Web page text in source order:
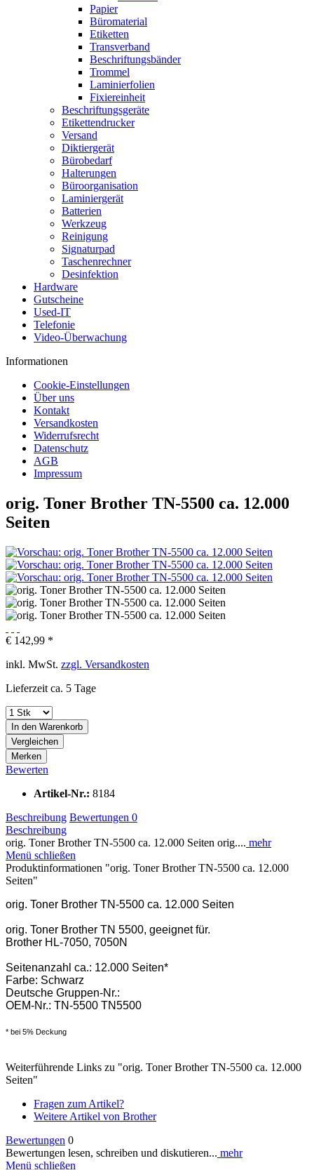
Papier
Büromaterial
Etiketten
Transverband
Beschriftungsbänder
Trommel
Laminierfolien
Fixiereinheit
Beschriftungsgeräte
Etikettendrucker
Versand
Diktiergerät
Bürobedarf
Halterungen
Büroorganisation
Laminiergerät
Batterien
Werkzeug
Reinigung
Signaturpad
Taschenrechner
Desinfektion
Hardware
Gutscheine
Used-IT
Telefonie
Video-Überwachung
Informationen
Cookie-Einstellungen
Über uns
Kontakt
Versandkosten
Widerrufsrecht
Datenschutz
AGB
Impressum
orig. Toner Brother TN-5500 ca. 12.000
Seiten
€ 142,99 *
inkl. MwSt. zzgl. Versandkosten
Lieferzeit ca. 5 Tage
In den Warenkorb
Vergleichen
Merken
Bewerten
Artikel-Nr.: 8184
Beschreibung Bewertungen 0
Beschreibung
orig. Toner Brother TN-5500 ca. 12.000 Seiten orig.... mehr
Menü schließen
Produktinformationen "orig. Toner Brother TN-5500 ca. 12.000
Seiten"
orig. Toner Brother TN-5500 ca. 12.000 Seiten
orig. Toner Brother TN 5500, geeignet für.
Brother HL-7050, 7050N
Seitenanzahl ca.: 12.000 Seiten*
Farbe: Schwarz
Deutsche Gruppen-Nr.:
OEM-Nr.: TN-5500 TN5500
* bei 5% Deckung
Weiterführende Links zu "orig. Toner Brother TN-5500 ca. 12.000
Seiten"
Fragen zum Artikel?
Weitere Artikel von Brother
Bewertungen 0
Bewertungen lesen, schreiben und diskutieren... mehr
Menü schließen